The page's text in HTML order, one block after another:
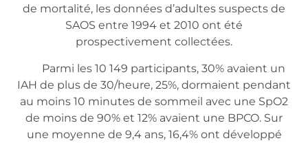
de mortalité, les données d’adultes suspects de
SAOS entre 1994 et 2010 ont été
prospectivement collectées.
Parmi les 10 149 participants, 30% avaient un
IAH de plus de 30/heure, 25%, dormaient pendant
au moins 10 minutes de sommeil avec une SpO2
de moins de 90% et 12% avaient une BPCO. Sur
une moyenne de 9,4 ans, 16,4% ont développé